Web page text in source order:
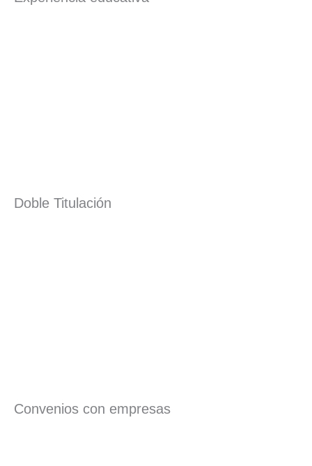
Doble Titulación
Convenios con empresas